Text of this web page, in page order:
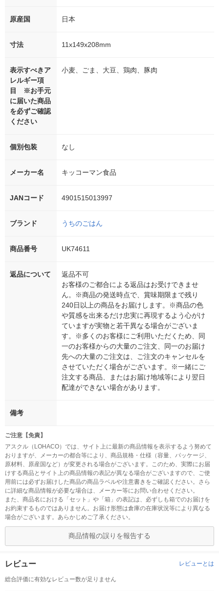
原産国 日本
寸法 11x149x208mm
表示すべきア
レルギー項
目 ※お手元
に届いた商品
を必ずご確認
ください
小麦、ごま、大豆、鶏肉、豚肉
個別包装 なし
メーカー名 キッコーマン食品
JANコード 4901515013997
ブランド うちのごはん
商品番号 UK74611
返品について
返品不可
お客様のご都合による返品はお受けできませ
ん。※商品の発送時点で、賞味期限まで残り
240日以上の商品をお届けします。※商品の色
や質感を出来るだけ忠実に再現するよう心がけ
ていますが実物と若干異なる場合がございま
す。※多くのお客様にご利用いただくため、同
一のお客様からの大量のご注文、同一のお届け
先への大量のご注文は、ご注文のキャンセルを
させていただく場合がございます。※一緒にご
注文する商品、またはお届け地域等により翌日
配達ができない場合があります。
備考
ご注意【免責】
アスクル（LOHACO）では、サイト上に最新の商品情報を表示するよう努めて
おりますが、メーカーの都合等により、商品規格・仕様（容量、パッケージ、
原材料、原産国など）が変更される場合がございます。このため、実際にお届
けする商品とサイト上の商品情報の表記が異なる場合がございますので、ご使
用前には必ずお届けした商品の商品ラベルや注意書きをご確認ください。さら
に詳細な商品情報が必要な場合は、メーカー等にお問い合わせください。
また、商品名における「セット」や「箱」の表記は、必ずしも箱でのお届けを
お約束するものではありません。お届け形態は倉庫の在庫状況等により異なる
場合がございます。あらかじめご了承ください。
商品情報の誤りを報告する
レビュー レビューとは
総合評価に有効なレビュー数が足りません